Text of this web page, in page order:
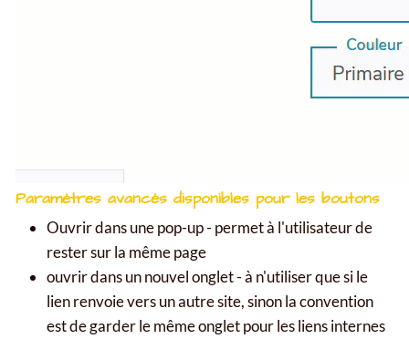
Paramètres avancés disponibles pour les boutons
Ouvrir dans une pop-up - permet à l'utilisateur de
rester sur la même page
ouvrir dans un nouvel onglet - à n'utiliser que si le
lien renvoie vers un autre site, sinon la convention
est de garder le même onglet pour les liens internes